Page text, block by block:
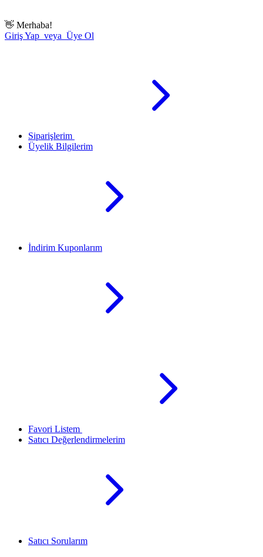
👋 Merhaba!
Giriş Yap veya Üye Ol
Siparişlerim
Üyelik Bilgilerim
İndirim Kuponlarım
Favori Listem
Satıcı Değerlendirmelerim
Satıcı Sorularım